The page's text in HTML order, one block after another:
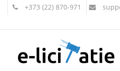
+373 (22) 870-971